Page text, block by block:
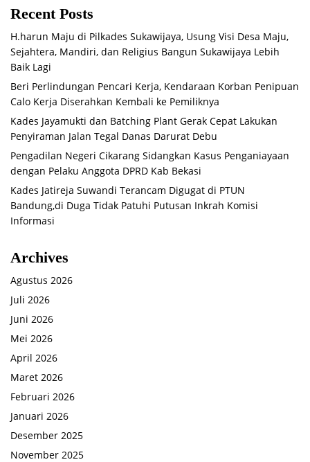
Recent Posts
H.harun Maju di Pilkades Sukawijaya, Usung Visi Desa Maju,
Sejahtera, Mandiri, dan Religius Bangun Sukawijaya Lebih
Baik Lagi
Beri Perlindungan Pencari Kerja, Kendaraan Korban Penipuan
Calo Kerja Diserahkan Kembali ke Pemiliknya
Kades Jayamukti dan Batching Plant Gerak Cepat Lakukan
Penyiraman Jalan Tegal Danas Darurat Debu
Pengadilan Negeri Cikarang Sidangkan Kasus Penganiayaan
dengan Pelaku Anggota DPRD Kab Bekasi
Kades Jatireja Suwandi Terancam Digugat di PTUN
Bandung,di Duga Tidak Patuhi Putusan Inkrah Komisi
Informasi
Archives
Agustus 2026
Juli 2026
Juni 2026
Mei 2026
April 2026
Maret 2026
Februari 2026
Januari 2026
Desember 2025
November 2025